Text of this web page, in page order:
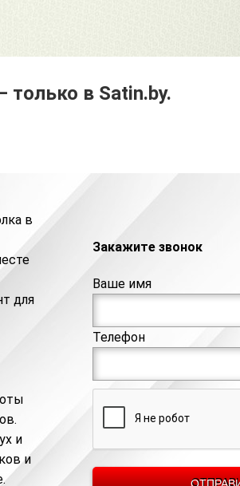
в Satin.by.
в
для
и
и
Закажите звонок
Ваше имя
Телефон